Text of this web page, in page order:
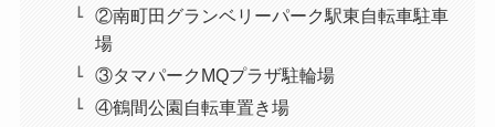
②南町田グランベリーパーク駅東自転車駐車
場
③タマパークMQプラザ駐輪場
④鶴間公園自転車置き場